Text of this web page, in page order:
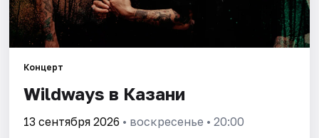
События
Площадки
Артисты
Концерт
Wildways в Казани
13 сентября 2026 • воскресенье • 20:00